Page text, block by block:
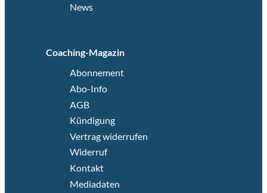
News
Coaching-Magazin
Abonnement
Abo-Info
AGB
Kündigung
Vertrag widerrufen
Widerruf
Kontakt
Mediadaten